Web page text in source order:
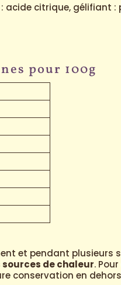
acide citrique,
pour 100g
et pendant plusieurs
de chaleur.
conservation en